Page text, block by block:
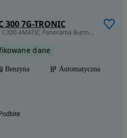
300 7G-TRONIC
1991 cm3 • 245 KM • Mercedes C300 4MATIC Panorama Burmester
dane
Benzyna
Automatyczna